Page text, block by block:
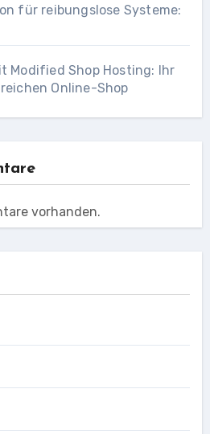
für reibungslose Systeme:
Modified Shop Hosting: Ihr
Online-Shop
vorhanden.